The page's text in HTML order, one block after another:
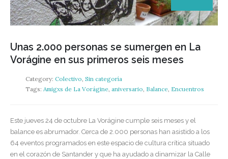
Unas 2.000 personas se sumergen en La
Vorágine en sus primeros seis meses
Category: Colectivo Sin categoría
Tags: Amigxs de La Vorágine aniversario Balance Encuentros
Este jueves 24 de octubre La Vorágine cumple seis meses y el
balance es abrumador. Cerca de 2.000 personas han asistido a los
64 eventos programados en este espacio de cultura crítica situado
en el corazón de Santander y que ha ayudado a dinamizar la Calle